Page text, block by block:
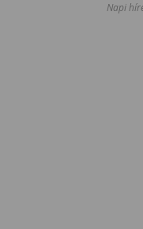
Napi